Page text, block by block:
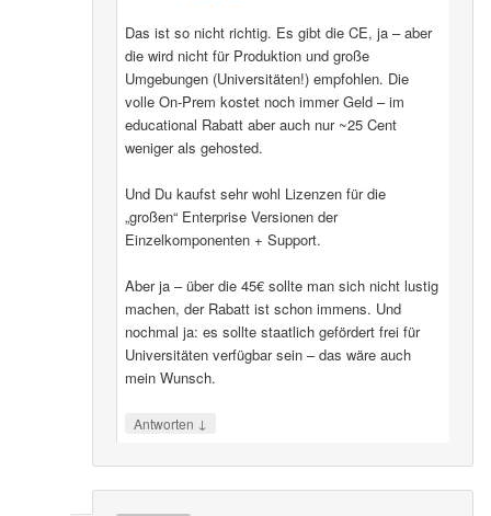
Das ist so nicht richtig. Es gibt die CE, ja – aber
die wird nicht für Produktion und große
Umgebungen (Universitäten!) empfohlen. Die
volle On-Prem kostet noch immer Geld – im
educational Rabatt aber auch nur ~25 Cent
weniger als gehosted.
Und Du kaufst sehr wohl Lizenzen für die
„großen“ Enterprise Versionen der
Einzelkomponenten + Support.
Aber ja – über die 45€ sollte man sich nicht lustig
machen, der Rabatt ist schon immens. Und
nochmal ja: es sollte staatlich gefördert frei für
Universitäten verfügbar sein – das wäre auch
mein Wunsch.
Antworten ↓